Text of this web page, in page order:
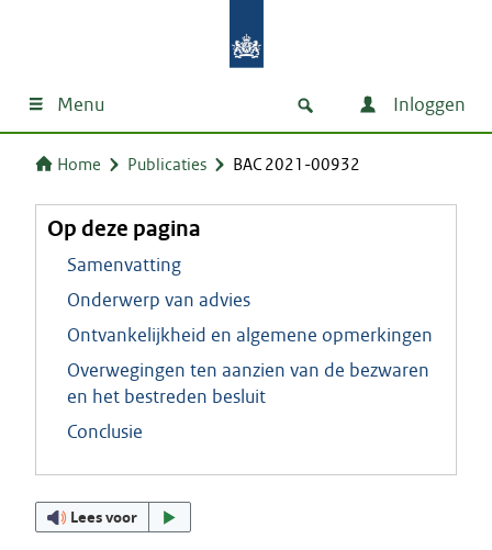
Menu Inloggen
Home Publicaties BAC 2021-00932
Op deze pagina
Samenvatting
Onderwerp van advies
Ontvankelijkheid en algemene opmerkingen
Overwegingen ten aanzien van de bezwaren
en het bestreden besluit
Conclusie
Lees voor